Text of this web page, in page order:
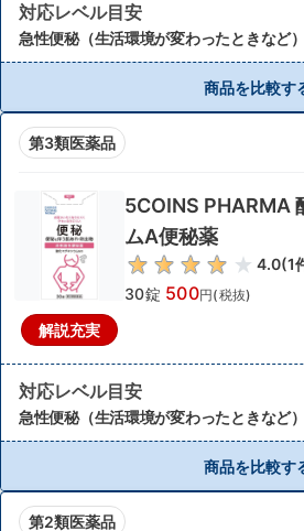
対応レベル目安
急性便秘（生活環境が変わったときなど）
商品を比較す
第3類医薬品
解説充実
5COINS PHARMA
ムA便秘薬
4.0(1
30錠 500円(税抜)
対応レベル目安
急性便秘（生活環境が変わったときなど）
商品を比較す
第2類医薬品